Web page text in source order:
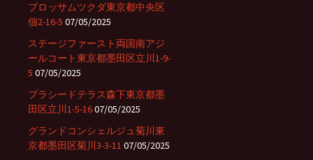
ブロッサムツクダ東京都中央区
佃2-16-5 07/05/2025
ステージファースト両国南アジ
ールコート東京都墨田区立川1-9-
5 07/05/2025
プラシードテラス森下東京都墨
田区立川1-5-1607/05/2025
グランドコンシェルジュ菊川東
京都墨田区菊川3-3-11 07/05/2025